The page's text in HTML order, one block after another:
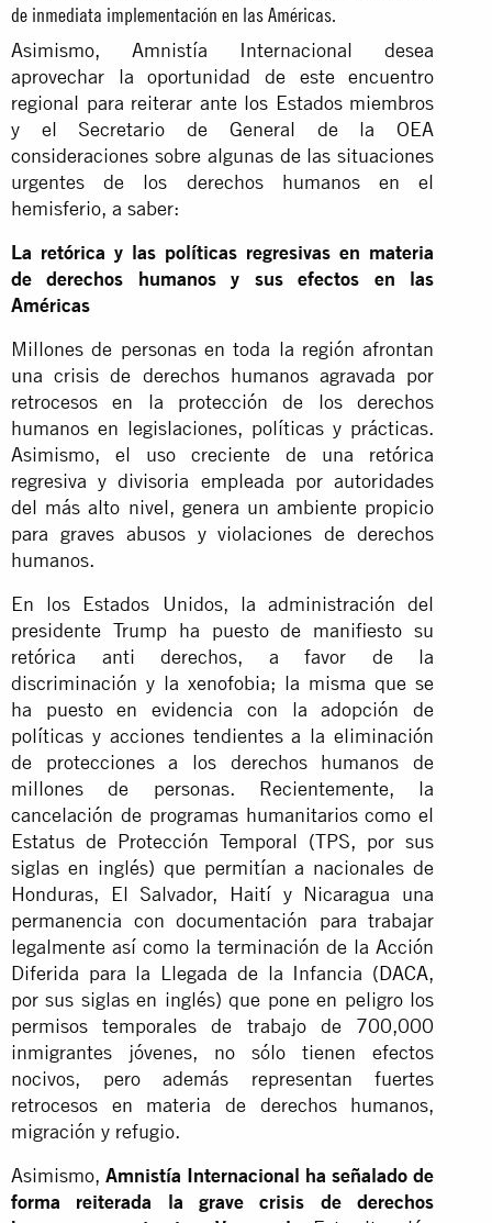
de inmediata implementación en las Américas.
Asimismo, Amnistía Internacional desea
aprovechar la oportunidad de este encuentro
regional para reiterar ante los Estados miembros
y el Secretario de General de la OEA
consideraciones sobre algunas de las situaciones
urgentes de los derechos humanos en el
hemisferio, a saber:
La retórica y las políticas regresivas en materia
de derechos humanos y sus efectos en las
Américas
Millones de personas en toda la región afrontan
una crisis de derechos humanos agravada por
retrocesos en la protección de los derechos
humanos en legislaciones, políticas y prácticas.
Asimismo, el uso creciente de una retórica
regresiva y divisoria empleada por autoridades
del más alto nivel, genera un ambiente propicio
para graves abusos y violaciones de derechos
humanos.
En los Estados Unidos, la administración del
presidente Trump ha puesto de manifiesto su
retórica anti derechos, a favor de la
discriminación y la xenofobia; la misma que se
ha puesto en evidencia con la adopción de
políticas y acciones tendientes a la eliminación
de protecciones a los derechos humanos de
millones de personas. Recientemente, la
cancelación de programas humanitarios como el
Estatus de Protección Temporal (TPS, por sus
siglas en inglés) que permitían a nacionales de
Honduras, El Salvador, Haití y Nicaragua una
permanencia con documentación para trabajar
legalmente así como la terminación de la Acción
Diferida para la Llegada de la Infancia (DACA,
por sus siglas en inglés) que pone en peligro los
permisos temporales de trabajo de 700,000
inmigrantes jóvenes, no sólo tienen efectos
nocivos, pero además representan fuertes
retrocesos en materia de derechos humanos,
migración y refugio.
Asimismo,Amnistía Internacional ha señalado de
forma reiterada la grave crisis de derechos